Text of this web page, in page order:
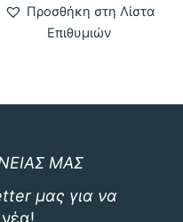
έχει
επιλογές
Προσθήκη στη Λίστα
Επιθυμιών
ΜΑΣ
μας για να